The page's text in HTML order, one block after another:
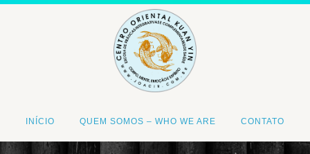
INÍCIO QUEM SOMOS – WHO WE ARE CONTATO